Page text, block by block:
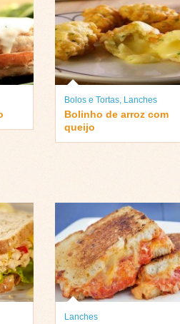
Bolos e Tortas Lanches
Bolinho de arroz com
queijo
Lanches